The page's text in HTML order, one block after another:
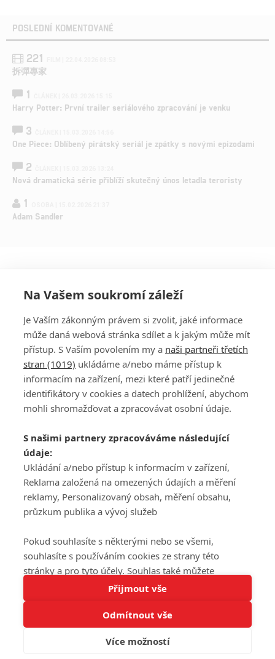
Tato stránka používá soubory cookies.
Rozumím
POSLEDNÍ KOMENTOVANÉ
221
拆彈專家
1
Harry Potter: První trailer seriálového zpracování je venku
3
One Piece: Oblíbený pirátský seriál je zpátky s novými epizodami
2
Nová dramatická série přiblíží skutečný únos letadla teroristy
1
Adam Sandler
PŘIHLÁSIT
REGISTROVAT
DISKUZE
Šéfredaktorkou webu jePetr Slavík, e-mailserialy@fandimefilmu.cz
Máte-li zájem o inzerci na našem webu napište nám na e-mail
studio@koncal.com
Ochrana osobních údajů|Zásady používání cookies |Pravidla webu
Upravit nastavení soukromí
© 2016 – 2026 FandimeSerialum.cz / All rights reserved /
Koncal studio s.r.o., IČO: 03604071, Lýskova 2073/57, Stodůlky, 155
Na Vašem soukromí záleží
Je Vaším zákonným právem si zvolit, jaké informace
může daná webová stránka sdílet a k jakým může mít
přístup. S Vaším povolením my a naši partneři třetích
stran (1019) ukládáme a/nebo máme přístup k
informacím na zařízení, mezi které patří jedinečné
identifikátory v cookies a datech prohlížení, abychom
mohli shromažďovat a zpracovávat osobní údaje.
S našimi partnery zpracováváme následující
údaje:
Ukládání a/nebo přístup k informacím v zařízení,
Reklama založená na omezených údajích a měření
reklamy, Personalizovaný obsah, měření obsahu,
průzkum publika a vývoj služeb
Pokud souhlasíte s některými nebo se všemi,
souhlasíte s používáním cookies ze strany této
stránky a pro tyto účely. Souhlas také můžete
odmítnout, ale v takovém případě vám na stránce
nebudou k dispozici některé personalizované funkce.
Vaše volby souhlasu se budou vztahovat pouze na
tuto webovou stránku. Vaše nastavení a odvolání
souhlasu můžete kdykoli změnit na stránce s
Přijmout vše
Odmítnout vše
Více možností